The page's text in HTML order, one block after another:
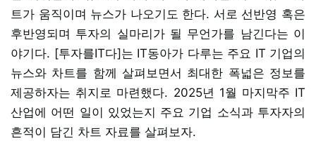
트가 움직이며 뉴스가 나오기도 한다. 서로 선반영 혹은
후반영되며 투자의 실마리가 될 무언가를 남긴다는 이
야기다. [투자를IT다]는 IT동아가 다루는 주요 IT 기업의
뉴스와 차트를 함께 살펴보면서 최대한 폭넓은 정보를
제공하자는 취지로 마련했다. 2025년 1월 마지막주 IT
산업에 어떤 일이 있었는지 주요 기업 소식과 투자자의
흔적이 담긴 차트 자료를 살펴보자.